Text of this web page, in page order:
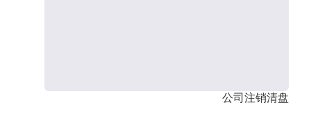
公司注销清盘